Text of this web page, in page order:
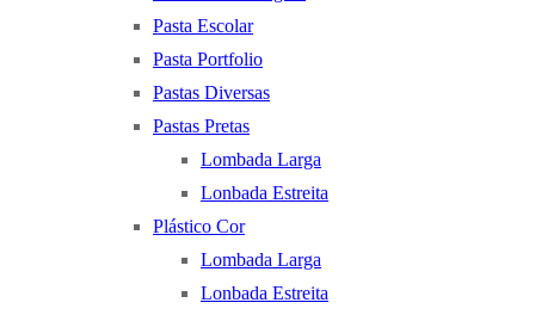
Pasta Escolar
Pasta Portfolio
Pastas Diversas
Pastas Pretas
Lombada Larga
Lonbada Estreita
Plástico Cor
Lombada Larga
Lonbada Estreita